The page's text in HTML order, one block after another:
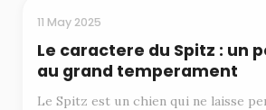
CARACTERE
11 May 2025
Le caractere du Spitz : un
au grand temperament
Le Spitz est un chien qui ne laisse